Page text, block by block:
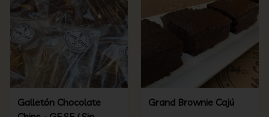
Galletón Chocolate
Grand Brownie Cajú